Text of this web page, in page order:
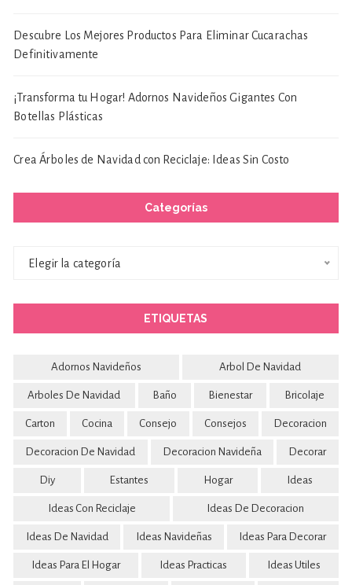
Descubre Los Mejores Productos Para Eliminar Cucarachas
Definitivamente
¡Transforma tu Hogar! Adornos Navideños Gigantes Con
Botellas Plásticas
Crea Árboles de Navidad con Reciclaje: Ideas Sin Costo
Categorías
Categorías
Elegir la categoría
ETIQUETAS
Adornos Navideños Arbol De Navidad
Arboles De Navidad Baño Bienestar Bricolaje
Carton Cocina Consejo Consejos Decoracion
Decoracion De Navidad Decoracion Navideña Decorar
Diy Estantes Hogar Ideas
Ideas Con Reciclaje Ideas De Decoracion
Ideas De Navidad Ideas Navideñas Ideas Para Decorar
Ideas Para El Hogar Ideas Practicas Ideas Utiles